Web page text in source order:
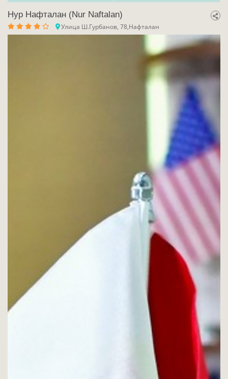
Нур Нафталан (Nur Naftalan)
Улица Ш.Гурбанов, 78,Нафталан